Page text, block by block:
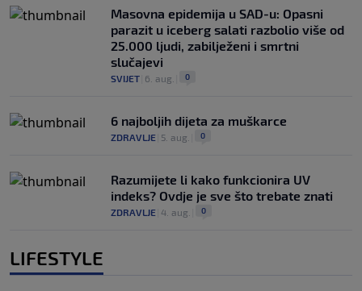
Masovna epidemija u SAD-u: Opasni
parazit u iceberg salati razbolio više od
25.000 ljudi, zabilježeni i smrtni
slučajevi
SVIJET 6. aug. 0
6 najboljih dijeta za muškarce
ZDRAVLJE 5. aug. 0
Razumijete li kako funkcionira UV
indeks? Ovdje je sve što trebate znati
ZDRAVLJE 4. aug. 0
LIFESTYLE